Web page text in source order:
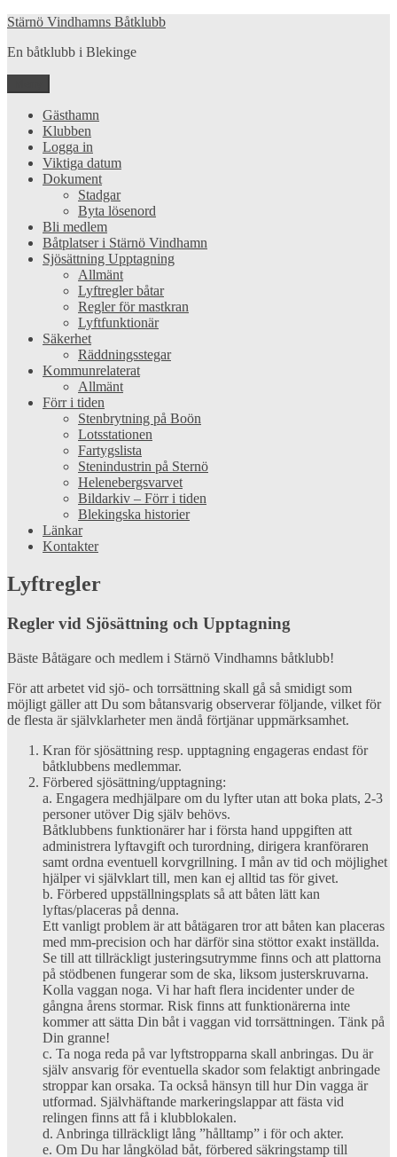
Hoppa
innehåll
Stärnö Vindhamns Båtklubb
En båtklubb i Blekinge
Gästhamn
Klubben
Logga in
Viktiga datum
Dokument
Stadgar
Byta lösenord
Bli medlem
Båtplatser i Stärnö Vindhamn
Sjösättning Upptagning
Allmänt
Lyftregler båtar
Regler för mastkran
Lyftfunktionär
Säkerhet
Räddningsstegar
Kommunrelaterat
Allmänt
Förr i tiden
Stenbrytning på Boön
Lotsstationen
Fartygslista
Stenindustrin på Sternö
Helenebergsvarvet
Bildarkiv – Förr i tiden
Blekingska historier
Länkar
Kontakter
Lyftregler
Regler vid Sjösättning och Upptagning
Bäste Båtägare och medlem i Stärnö Vindhamns båtklubb!
För att arbetet vid sjö- och torrsättning skall gå så smidigt som
möjligt gäller att Du som båtansvarig observerar följande, vilket för
de flesta är självklarheter men ändå förtjänar uppmärksamhet.
Kran för sjösättning resp. upptagning engageras endast för
båtklubbens medlemmar.
Förbered sjösättning/upptagning:
a. Engagera medhjälpare om du lyfter utan att boka plats, 2-3
personer utöver Dig själv behövs.
Båtklubbens funktionärer har i första hand uppgiften att
administrera lyftavgift och turordning, dirigera kranföraren
samt ordna eventuell korvgrillning. I mån av tid och möjlighet
hjälper vi självklart till, men kan ej alltid tas för givet.
b. Förbered uppställningsplats så att båten lätt kan
lyftas/placeras på denna.
Ett vanligt problem är att båtägaren tror att båten kan placeras
med mm-precision och har därför sina stöttor exakt inställda.
Se till att tillräckligt justeringsutrymme finns och att plattorna
på stödbenen fungerar som de ska, liksom justerskruvarna.
Kolla vaggan noga. Vi har haft flera incidenter under de
gångna årens stormar. Risk finns att funktionärerna inte
kommer att sätta Din båt i vaggan vid torrsättningen. Tänk på
Din granne!
c. Ta noga reda på var lyftstropparna skall anbringas. Du är
själv ansvarig för eventuella skador som felaktigt anbringade
stroppar kan orsaka. Ta också hänsyn till hur Din vagga är
utformad. Självhäftande markeringslappar att fästa vid
relingen finns att få i klubblokalen.
d. Anbringa tillräckligt lång ”hålltamp” i för och akter.
e. Om Du har långkölad båt, förbered säkringstamp till